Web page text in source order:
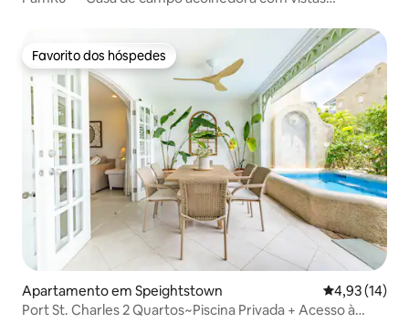
Favorito dos hóspedes
Favorito dos hóspedes
Apartamento em Speightstown Classificação
4,93 (14)
Port St. Charles 2 Quartos~Piscina Privada + Acesso à